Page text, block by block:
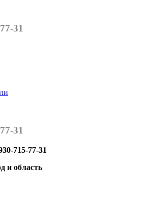
31
31
715-77-31
и область